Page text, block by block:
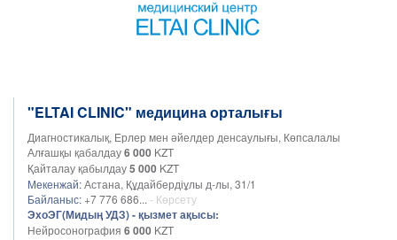
"ELTAI CLINIC" медицина орталығы
Диагностикалық, Ерлер мен әйелдер денсаулығы, Көпсалалы
Алғашқы қабалдау6 000 KZT
Қайталау қабылдау5 000 KZT
Мекенжай:Астана, Құдайбердіұлы д-лы, 31/1
Байланыс: +7 776 686... - Көрсету
ЭхоЭГ(Мидың УДЗ) - қызмет ақысы:
Нейросонография 6 000 KZT